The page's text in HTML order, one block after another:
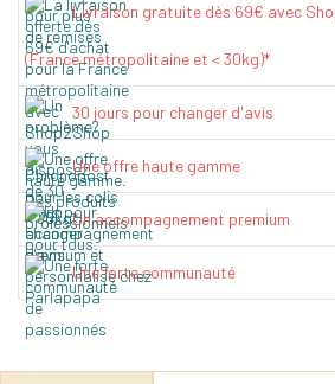
Livraison gratuite dès 69€ avec
(France métropolitaine et < 30kg)*
30 jours pour changer d'avis
Une offre haute gamme
Un accompagnement premium
Une forte communauté